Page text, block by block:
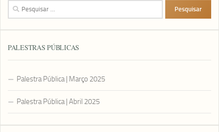
Pesquisar
por:
PALESTRAS PÚBLICAS
Palestra Pública | Março 2025
Palestra Pública | Abril 2025